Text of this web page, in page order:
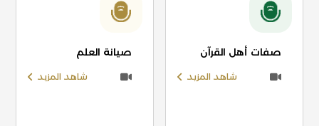
صفات أهل القرآن
شاهد المزيد
صيانة العلم
شاهد المزيد